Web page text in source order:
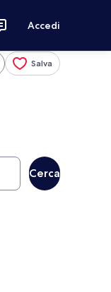
Accedi
Salva
Cerca